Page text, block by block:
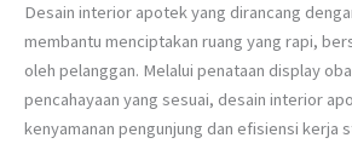
Desain interior apotek yang dirancang
membantu menciptakan ruang yang rapi,
oleh pelanggan. Melalui penataan display
pencahayaan yang sesuai, desain interior
kenyamanan pengunjung dan efisiensi kerja